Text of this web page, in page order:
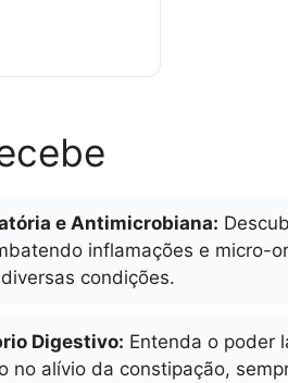
e Antimicrobiana:
inflamações e micro-
condições.
Digestivo: Entenda o poder
no alívio da constipação,